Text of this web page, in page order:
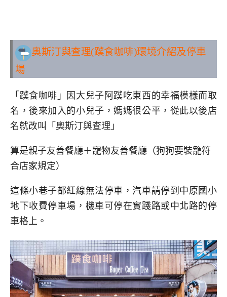
奧斯汀與查理(蹼食咖啡)環境介紹及停車
場
「蹼食咖啡」因大兒子阿蹼吃東西的幸福模樣而取
名，後來加入的小兒子，媽媽很公平，從此以後店
名就改叫「奧斯汀與查理」
算是親子友善餐廳＋寵物友善餐廳（狗狗要裝籠符
合店家規定）
這條小巷子都紅線無法停車，汽車請停到中原國小
地下收費停車場，機車可停在實踐路或中北路的停
車格上。